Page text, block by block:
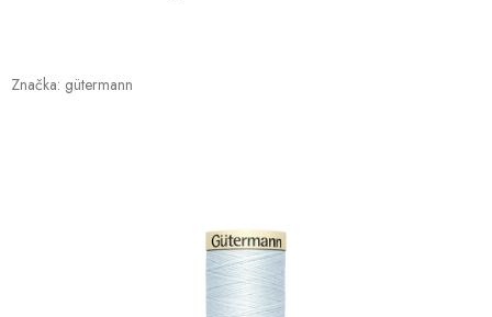
Značka: gütermann